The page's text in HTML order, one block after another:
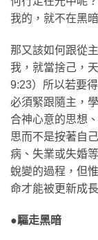
我的，就不在黑
那又該如何跟從
我，就當捨己，
9:23）所以若要
必須緊跟隨主，
合神心意的思想
思而不是按著自
病、失業或失婚
蛻變的過程，但
命才能被更新成長
●驅走黑暗